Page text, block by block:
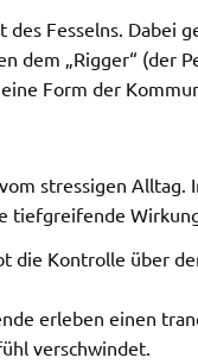
Fesselns. Dabei
dem „Rigger“ (der
Form der
stressigen
tiefgreifende
die Kontrolle über
erleben einen
verschwindet.